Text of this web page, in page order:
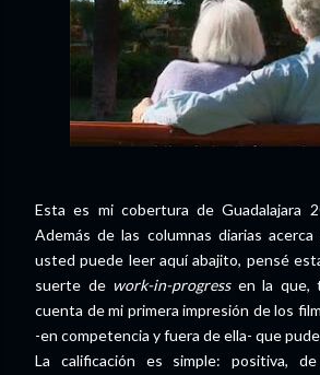
Esta es mi cobertura de Guadalajara
Además de las columnas diarias
usted puede leer aquí abajito, pensé
suerte de work-in-progressen la que,
cuenta de mi primera impresión de los
-en competencia y fuera de ella- que
La calificación es simple: positiva,